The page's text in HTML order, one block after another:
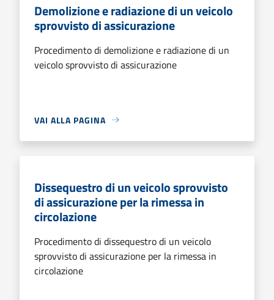
Demolizione e radiazione di un veicolo
sprovvisto di assicurazione
Procedimento di demolizione e radiazione di un
veicolo sprovvisto di assicurazione
VAI ALLA PAGINA
Dissequestro di un veicolo sprovvisto
di assicurazione per la rimessa in
circolazione
Procedimento di dissequestro di un veicolo
sprovvisto di assicurazione per la rimessa in
circolazione